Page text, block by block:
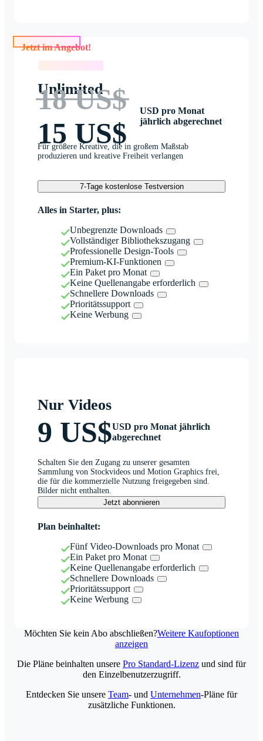
Jetzt im Angebot!
Unlimited
18 US$
15 US$
USD pro Monat
jährlich abgerechnet
Für größere Kreative, die in großem Maßstab
produzieren und kreative Freiheit verlangen
7-Tage kostenlose Testversion
Alles in Starter, plus:
Unbegrenzte Downloads
Vollständiger Bibliothekszugang
Professionelle Design-Tools
Premium-KI-Funktionen
Ein Paket pro Monat
Keine Quellenangabe erforderlich
Schnellere Downloads
Prioritätssupport
Keine Werbung
Nur Videos
9 US$USD pro Monat jährlich
abgerechnet
Schalten Sie den Zugang zu unserer gesamten
Sammlung von Stockvideos und Motion Graphics frei,
die für die kommerzielle Nutzung freigegeben sind.
Bilder nicht enthalten.
Jetzt abonnieren
Plan beinhaltet:
Fünf Video-Downloads pro Monat
Ein Paket pro Monat
Keine Quellenangabe erforderlich
Schnellere Downloads
Prioritätssupport
Keine Werbung
Möchten Sie kein Abo abschließen?Weitere Kaufoptionen
anzeigen
Die Pläne beinhalten unsere Pro Standard-Lizenz und sind für
den Einzelbenutzerzugriff.
Entdecken Sie unsere Team- und Unternehmen-Pläne für
zusätzliche Funktionen.